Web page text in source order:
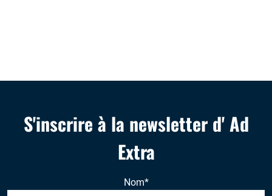
S'inscrire à la newsletter d' Ad
Extra
Nom*